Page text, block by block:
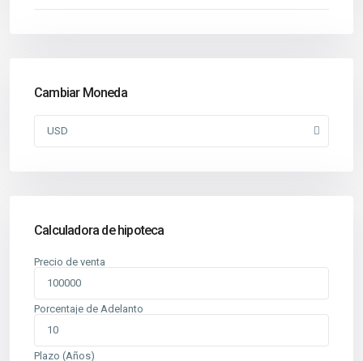
Cambiar Moneda
USD
Calculadora de hipoteca
Precio de venta
Porcentaje de Adelanto
Plazo (Años)